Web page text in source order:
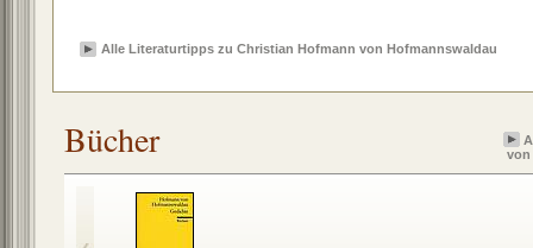
Alle Literaturtipps zu Christian Hofmann von Hofmannswaldau
Bücher
von